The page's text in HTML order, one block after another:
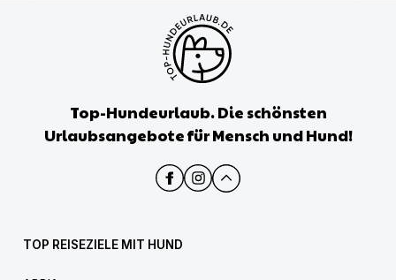
Top-Hundeurlaub. Die schönsten
Urlaubsangebote für Mensch und Hund!
TOP REISEZIELE MIT HUND